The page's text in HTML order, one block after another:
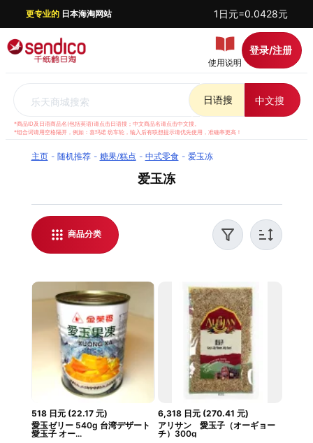
更专业的日本海淘网站 1日元=0.0428元
使用说明
登录/注册
乐天商城搜索 日语搜 中文搜
*商品ID及日语商品名(包括英语)请点击日语搜；中文商品名请点击中文搜。
*组合词请用空格隔开，例如：喜玛诺 纺车轮，输入后有联想提示请优先使用，准确率更高！
主页 随机推荐 糖果/糕点 中式零食 爱玉冻
爱玉冻
千纸鹤日淘提供日本乐天 爱玉冻代购服务，支持实
时汇率结算，方便全球华人日本海淘。我们提供优
质客服支持，解答日淘相关问题，并对每件商品进
行稳妥打包，保障运输安全。无论是购买日本爱玉
松实现。
商品分类
518 日元(22.17 元)
愛玉ゼリー 540g 台湾デザート
愛玉子 オー...
6,318 日元 (270.41 元)
アリサン 愛玉子（オーギョー
チ）300g